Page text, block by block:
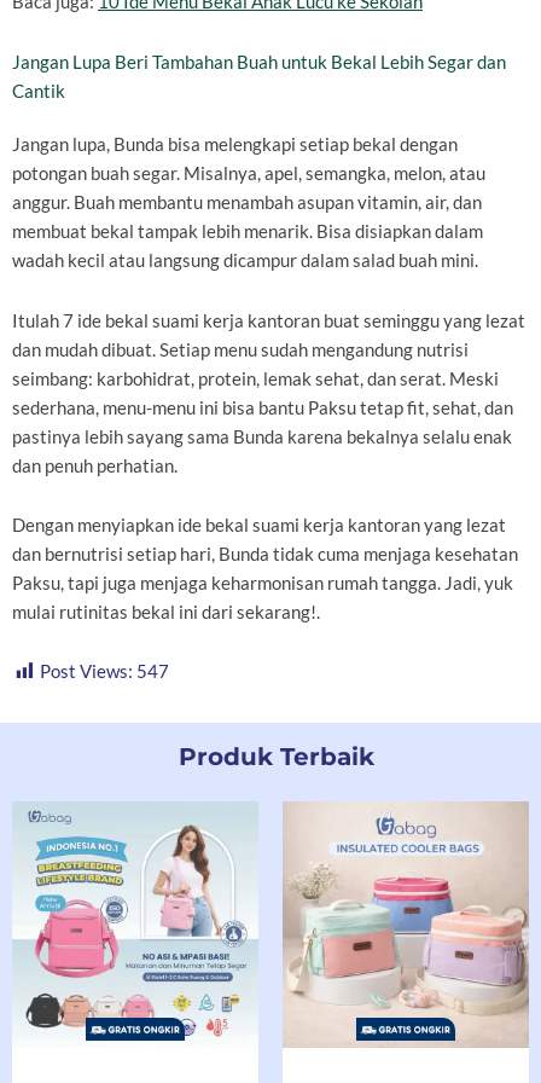
Jangan Lupa Beri Tambahan Buah untuk Bekal Lebih Segar dan
Cantik
Jangan lupa, Bunda bisa melengkapi setiap bekal dengan
potongan buah segar. Misalnya, apel, semangka, melon, atau
anggur. Buah membantu menambah asupan vitamin, air, dan
membuat bekal tampak lebih menarik. Bisa disiapkan dalam
wadah kecil atau langsung dicampur dalam salad buah mini.
Itulah 7 ide bekal suami kerja kantoran buat seminggu yang lezat
dan mudah dibuat. Setiap menu sudah mengandung nutrisi
seimbang: karbohidrat, protein, lemak sehat, dan serat. Meski
sederhana, menu-menu ini bisa bantu Paksu tetap fit, sehat, dan
pastinya lebih sayang sama Bunda karena bekalnya selalu enak
dan penuh perhatian.
Dengan menyiapkan ide bekal suami kerja kantoran yang lezat
dan bernutrisi setiap hari, Bunda tidak cuma menjaga kesehatan
Paksu, tapi juga menjaga keharmonisan rumah tangga. Jadi, yuk
mulai rutinitas bekal ini dari sekarang!.
Post Views: 547
Produk Terbaik